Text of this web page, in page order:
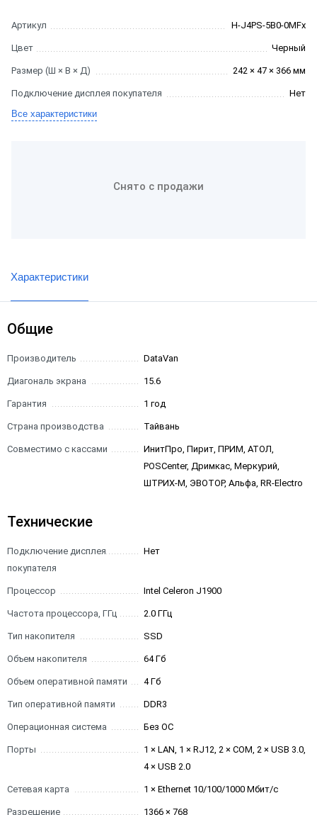
Артикул H-J4PS-5B0-0MFx
Цвет Черный
Размер (Ш × В × Д) 242 × 47 × 366 мм
Подключение дисплея покупателя
Нет
Все характеристики
Снято с продажи
Характеристики
Общие
Производитель DataVan
Диагональ экрана 15.6
Гарантия 1 год
Страна производства Тайвань
Совместимо с кассами
ИнитПро, Пирит, ПРИМ, АТОЛ,
POSCenter, Дримкас, Меркурий,
ШТРИХ-М, ЭВОТОР, Альфа, RR-Electro
Технические
Подключение дисплея
покупателя
Нет
Процессор Intel Celeron J1900
Частота процессора, ГГц 2.0 ГГц
Тип накопителя SSD
Объем накопителя 64 Гб
Объем оперативной памяти 4 Гб
Тип оперативной памяти DDR3
Операционная система Без ОС
Порты
1 × LAN, 1 × RJ12, 2 × COM, 2 × USB 3.0,
4 × USB 2.0
Сетевая карта 1 × Ethernet 10/100/1000 Мбит/с
Разрешение 1366 × 768